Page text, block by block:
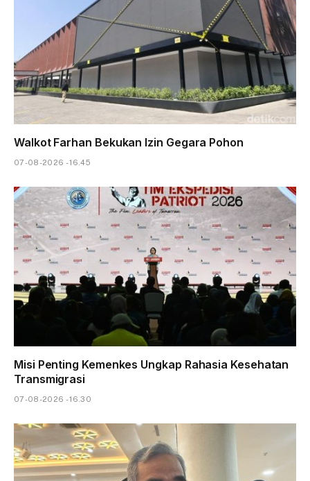
Walkot Farhan Bekukan Izin Gegara Pohon
07-08-2026 - 16.45
Misi Penting Kemenkes Ungkap Rahasia Kesehatan
Transmigrasi
07-08-2026 - 16.30